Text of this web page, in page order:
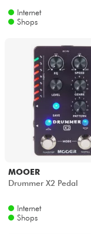
Internet
Shops
MOOER
Drummer X2 Pedal
Internet
Shops